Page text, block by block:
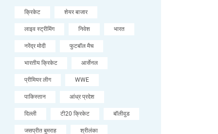
क्रिकेट शेयर बाजार
लाइव स्ट्रीमिंग निवेश भारत
नरेंद्र मोदी फुटबॉल मैच
भारतीय क्रिकेट आर्सेनल
प्रीमियर लीग WWE
पाकिस्तान आंध्र प्रदेश
दिल्ली टी20 क्रिकेट बॉलीवुड
जसप्रीत बुमराह श्रीलंका